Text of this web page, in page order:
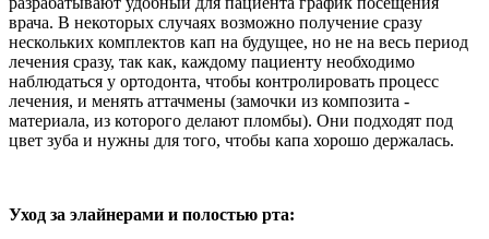
врача. В некоторых случаях возможно получение сразу
нескольких комплектов кап на будущее, но не на весь период
лечения сразу, так как, каждому пациенту необходимо
наблюдаться у ортодонта, чтобы контролировать процесс
лечения, и менять аттачмены (замочки из композита -
материала, из которого делают пломбы). Они подходят под
цвет зуба и нужны для того, чтобы капа хорошо держалась.
Уход за элайнерами и полостью рта: